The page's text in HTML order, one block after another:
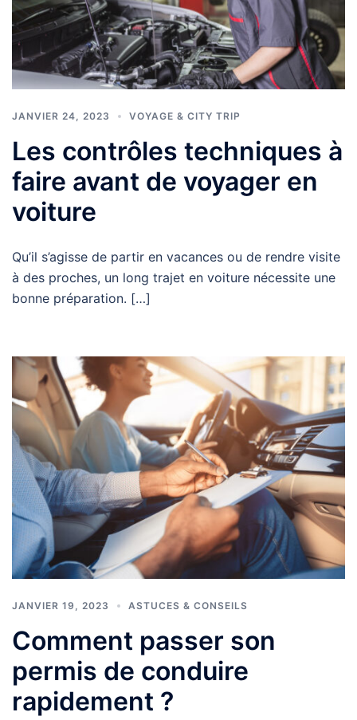
JANVIER 24, 2023 VOYAGE & CITY TRIP
Les contrôles techniques à
faire avant de voyager en
voiture
Qu’il s’agisse de partir en vacances ou de rendre visite
à des proches, un long trajet en voiture nécessite une
bonne préparation. […]
JANVIER 19, 2023 ASTUCES & CONSEILS
Comment passer son
permis de conduire
rapidement ?